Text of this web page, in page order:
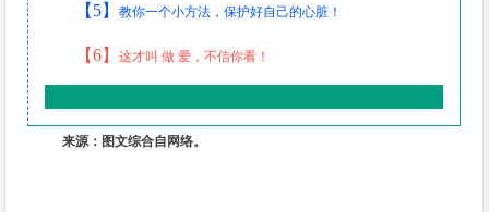
【5】教你一个小方法，保护好自己的心脏！
【6】这才叫 做 爱，不信你看！
来源：图文综合自网络。